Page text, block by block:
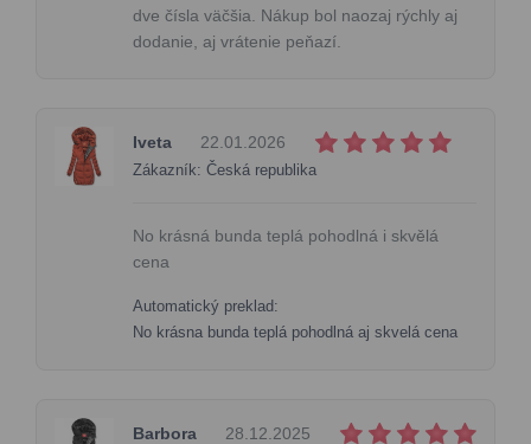
dve čísla väčšia. Nákup bol naozaj rýchly aj
dodanie, aj vrátenie peňazí.
Iveta 22.01.2026
Zákazník: Česká republika
No krásná bunda teplá pohodlná i skvělá
cena
Automatický preklad:
No krásna bunda teplá pohodlná aj skvelá cena
Barbora 28.12.2025